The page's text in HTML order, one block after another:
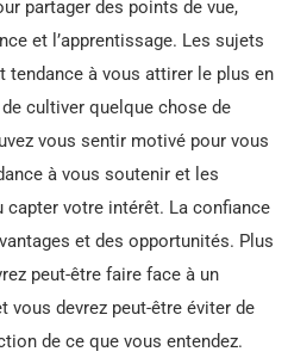
partager des points de vue,
et l’apprentissage. Les sujets
à vous attirer le plus en
cultiver quelque chose de
vous sentir motivé pour vous
à vous soutenir et les
capter votre intérêt. La confiance
et des opportunités. Plus
peut-être faire face à un
vous devrez peut-être éviter de
de ce que vous entendez.